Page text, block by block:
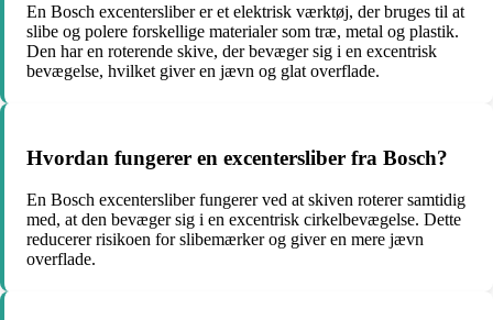
En Bosch excentersliber er et elektrisk værktøj, der bruges til at
slibe og polere forskellige materialer som træ, metal og plastik.
Den har en roterende skive, der bevæger sig i en excentrisk
bevægelse, hvilket giver en jævn og glat overflade.
Hvordan fungerer en excentersliber fra Bosch?
En Bosch excentersliber fungerer ved at skiven roterer samtidig
med, at den bevæger sig i en excentrisk cirkelbevægelse. Dette
reducerer risikoen for slibemærker og giver en mere jævn
overflade.